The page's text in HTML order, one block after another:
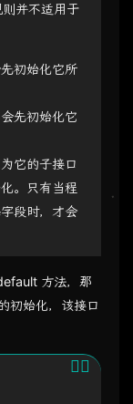
并不适用于
初始化它所
先初始化它
它的子接口
。只有当程
段时，才会
方法，那
初始化，该接口